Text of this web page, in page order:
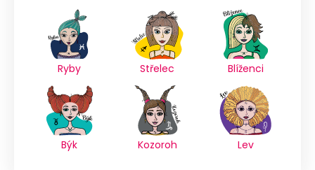
Ryby Střelec Blíženci
Býk Kozoroh Lev